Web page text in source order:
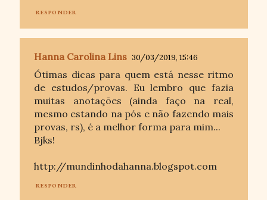
RESPONDER
Hanna Carolina Lins 30/03/2019, 15:46
Ótimas dicas para quem está nesse ritmo
de estudos/provas. Eu lembro que fazia
muitas anotações (ainda faço na real,
mesmo estando na pós e não fazendo mais
provas, rs), é a melhor forma para mim...
Bjks!
http://mundinhodahanna.blogspot.com
RESPONDER